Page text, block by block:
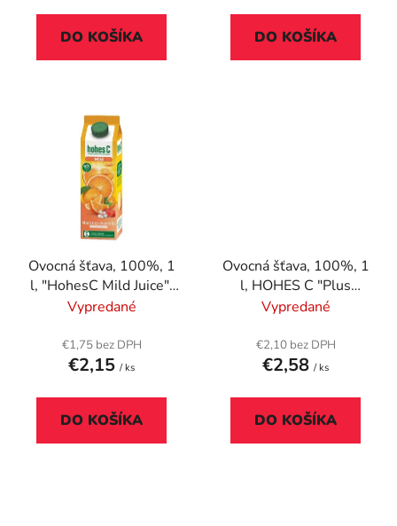
DO KOŠÍKA DO KOŠÍKA
Ovocná šťava, 100%, 1
l, "HohesC Mild Juice",
pomaranč-acerola
Vypredané
€1,75 bez DPH
€2,15 / ks
DO KOŠÍKA
Ovocná šťava, 100%, 1
l, HOHES C "Plus
Magnézium", pomaranč-
Vypredané
€2,10 bez DPH
€2,58 / ks
DO KOŠÍKA